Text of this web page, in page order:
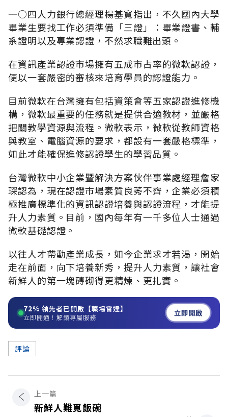
一○四人力銀行總經理楊基寬指出，不久國內大學
畢業生要找工作必須準備「三證」：畢業證書、輔
系證明以及專業認證，不然求職難出頭。
在資訊產業認證市場擁有五成市占率的微軟認證，
便以一套嚴密的審核來培育學員的認證能力。
目前微軟在台灣擁有包括資策會等五家認證進修機
構，微軟最重要的任務就是提供合適教材，並嚴格
把關教學資源與流程。微軟表示，微軟從教師資格
與教室、電腦資源的要求，都設有一套嚴格標準，
如此才能確保進修認證學生的學習品質。
台灣微軟中小企業暨解決方案伙伴事業處經理詹家
琛認為，現在認證市場素質良莠不齊，企業必須積
極推廣標準化的資訊認證培養與認證流程，才能提
升人力素質。目前，國內每年有一千多位人士通過
微軟基礎認證。
以往人才帶動產業成長，如今企業求才若渴，開始
走在前面，向下培養新秀，提升人力素質，讓社會
新鮮人的第一塊磚砌得更精煉、更扎實。
72% 領先者已開啟【職場雷達】
立即開通！解鎖專屬服務 立即開啟
評論
上一篇
新鮮人難覓飯碗